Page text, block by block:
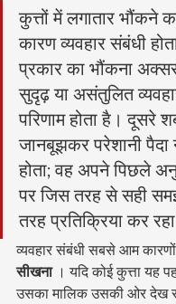
कुत्तों में लगातार भौंकने
कारण व्यवहार संबंधी
प्रकार का भौंकना
सुदृढ़ या असंतुलित
परिणाम होता है। दूसरे
जानबूझकर परेशानी पैदा
होता; वह अपने पिछले
पर जिस तरह से सही
तरह प्रतिक्रिया कर
व्यवहार संबंधी सबसे आम
सीखना । यदि कोई कुत्ता यह
उसका मालिक उसकी ओर देख